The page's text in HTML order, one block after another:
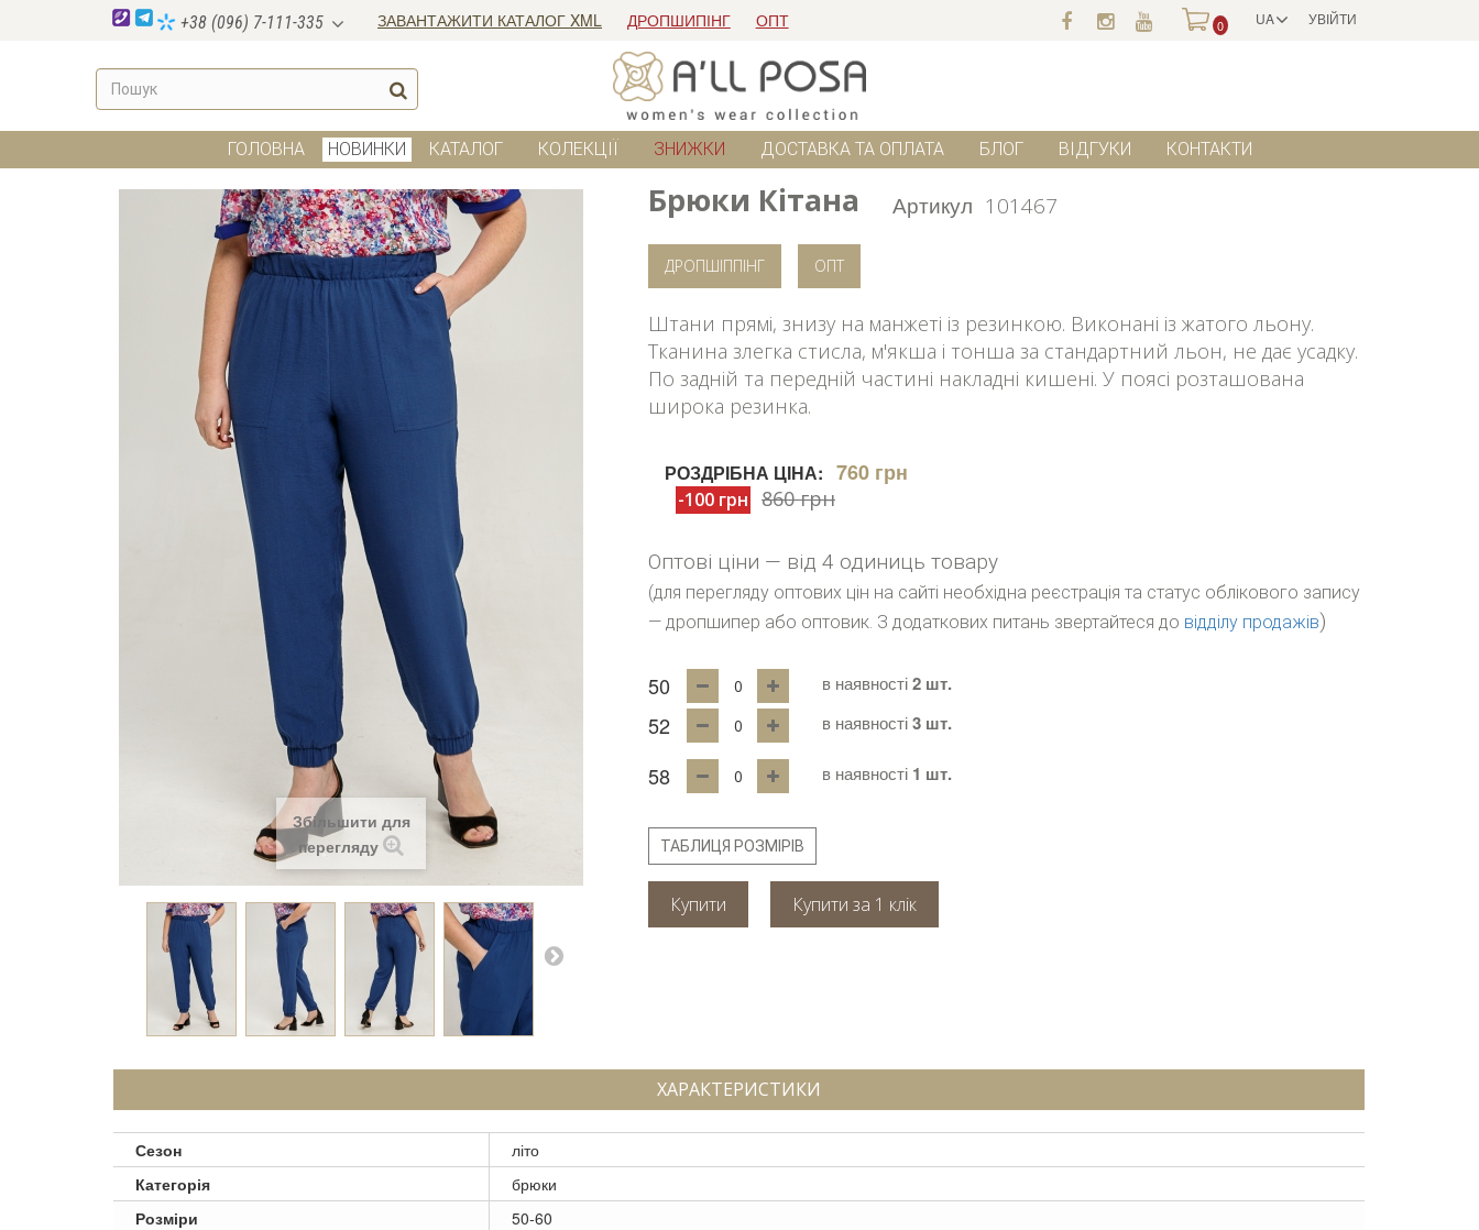
УВІЙТИ
UA
+38 (096) 7-111-335 ЗАВАНТАЖИТИ КАТАЛОГ XML ДРОПШИПІНГ ОПТ 0
ГОЛОВНА НОВИНКИ КАТАЛОГ КОЛЕКЦІЇ ЗНИЖКИ ДОСТАВКА ТА ОПЛАТА БЛОГ ВІДГУКИ КОНТАКТИ
Збільшити для
перегляду
Брюки Кітана Артикул 101467
ДРОПШІППІНГ ОПТ
Штани прямі, знизу на манжеті із резинкою. Виконані із жатого льону.
Тканина злегка стисла, м'якша і тонша за стандартний льон, не дає усадку.
По задній та передній частині накладні кишені. У поясі розташована
широка резинка.
РОЗДРІБНА ЦІНА: 760 грн
-100 грн 860 грн
Оптові ціни — від 4 одиниць товару
(для перегляду оптових цін на сайті необхідна реєстрація та статус облікового запису
— дропшипер або оптовик. З додаткових питань звертайтеся до відділу продажів)
50 в наявності 2 шт.
52 в наявності 3 шт.
58 в наявності 1 шт.
ТАБЛИЦЯ РОЗМІРІВ
Купити
ХАРАКТЕРИСТИКИ
Сезон
літо
Категорія
брюки
Розміри
50-60